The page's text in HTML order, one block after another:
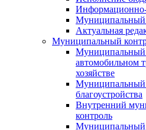
Информационно-
Муниципальный
Актуальная
Муниципальный
Муниципальный
автомобильном
хозяйстве
Муниципальный
благоустройства
Внутренний
контроль
Муниципальный